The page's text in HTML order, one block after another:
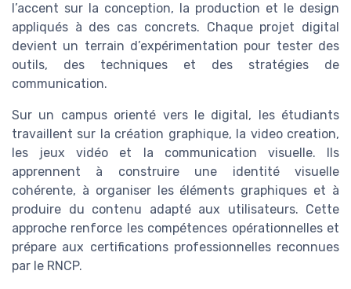
l’accent sur la conception, la production et le design
appliqués à des cas concrets. Chaque projet digital
devient un terrain d’expérimentation pour tester des
outils, des techniques et des stratégies de
communication.
Sur un campus orienté vers le digital, les étudiants
travaillent sur la création graphique, la video creation,
les jeux vidéo et la communication visuelle. Ils
apprennent à construire une identité visuelle
cohérente, à organiser les éléments graphiques et à
produire du contenu adapté aux utilisateurs. Cette
approche renforce les compétences opérationnelles et
prépare aux certifications professionnelles reconnues
par le RNCP.